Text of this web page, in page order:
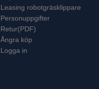
Leasing robotgräsklippare
Personuppgifter
Retur(PDF)
Ångra köp
Logga in